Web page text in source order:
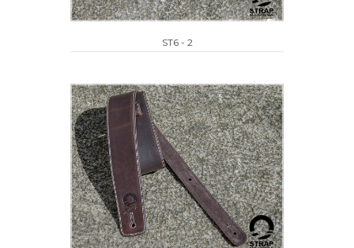
ST6 - 2